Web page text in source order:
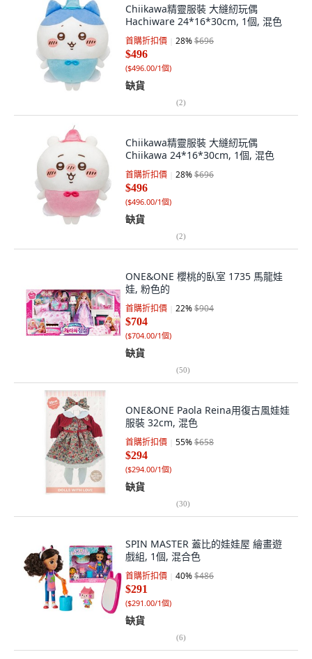
Chiikawa精靈服裝 大縫紉玩偶
Hachiware 24*16*30cm, 1個, 混色
首購折扣價 28%$696
$496
($496.00/1個)
缺貨
(2)
Chiikawa精靈服裝 大縫紉玩偶
Chiikawa 24*16*30cm, 1個, 混色
首購折扣價 28%$696
$496
($496.00/1個)
缺貨
(2)
ONE&ONE 櫻桃的臥室 1735 馬龍娃
娃, 粉色的
首購折扣價 22%$904
$704
($704.00/1個)
缺貨
(50)
ONE&ONE Paola Reina用復古風娃娃
服裝 32cm, 混色
首購折扣價 55%$658
$294
($294.00/1個)
缺貨
(30)
SPIN MASTER 蓋比的娃娃屋 繪畫遊
戲組, 1個, 混合色
首購折扣價 40%$486
$291
($291.00/1個)
缺貨
(6)